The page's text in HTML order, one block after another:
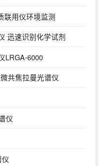
联用仪环境监测
迅速识别化学试剂
LRGA-6000
共焦拉曼光谱仪
仪